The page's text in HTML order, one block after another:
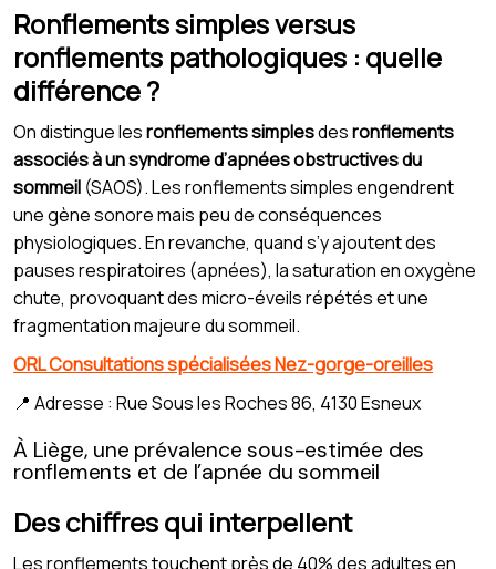
Ronflements simples versus
ronflements pathologiques : quelle
différence ?
On distingue lesronflements simplesdesronflements
associés à un syndrome d’apnées obstructives du
sommeil (SAOS). Les ronflements simples engendrent
une gène sonore mais peu de conséquences
physiologiques. En revanche, quand s’y ajoutent des
pauses respiratoires (apnées), la saturation en oxygène
chute, provoquant des micro-éveils répétés et une
fragmentation majeure du sommeil.
ORL Consultations spécialisées Nez-gorge-oreilles
📍 Adresse : Rue Sous les Roches 86, 4130 Esneux
À Liège, une prévalence sous-estimée des
ronflements et de l’apnée du sommeil
Des chiffres qui interpellent
Les ronflements touchent près de 40% des adultes en